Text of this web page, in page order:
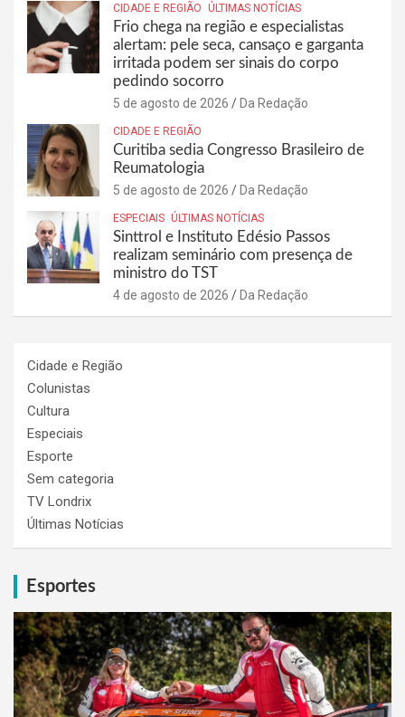
CIDADE E REGIÃO ÚLTIMAS NOTÍCIAS
Frio chega na região e especialistas
alertam: pele seca, cansaço e garganta
irritada podem ser sinais do corpo
pedindo socorro
5 de agosto de 2026 Da Redação
CIDADE E REGIÃO
Curitiba sedia Congresso Brasileiro de
Reumatologia
5 de agosto de 2026 Da Redação
ESPECIAIS ÚLTIMAS NOTÍCIAS
Sinttrol e Instituto Edésio Passos
realizam seminário com presença de
ministro do TST
4 de agosto de 2026 Da Redação
Cidade e Região
Colunistas
Cultura
Especiais
Esporte
Sem categoria
TV Londrix
Últimas Notícias
Esportes